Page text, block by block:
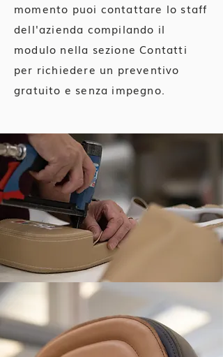
momento puoi contattare lo staff
dell'azienda compilando il
modulo nella sezione Contatti
per richiedere un preventivo
gratuito e senza impegno.